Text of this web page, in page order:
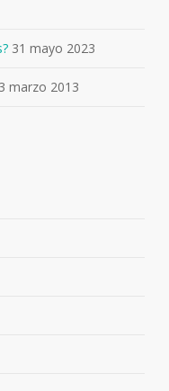
31 mayo 2023
marzo 2013